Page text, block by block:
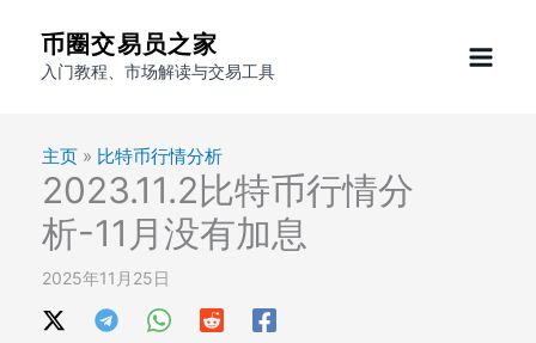
币圈交易员之家
入门教程、市场解读与交易工具
主页 » 比特币行情分析
2023.11.2比特币行情分
析-11月没有加息
2025年11月25日